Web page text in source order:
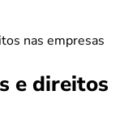
nas empresas
e direitos